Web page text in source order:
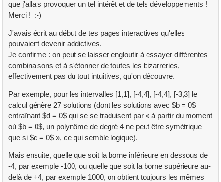
que j'allais provoquer un tel intérêt et de tels développements !
Merci ! :-)
J'avais écrit au début de tes pages interactives qu'elles
pouvaient devenir addictives.
Je confirme : on peut se laisser engloutir à essayer différentes
combinaisons et à s'étonner de toutes les bizarreries,
effectivement pas du tout intuitives, qu'on découvre.
Par exemple, pour les intervalles [1,1], [-4,4], [-4,4], [-3,3] le
calcul génère 27 solutions (dont les solutions avec $b = 0$
entraînant $d = 0$ qui se se traduisent par « à partir du moment
où $b = 0$, un polynôme de degré 4 ne peut être symétrique
que si $d = 0$ », ce qui semble logique).
Mais ensuite, quelle que soit la borne inférieure en dessous de
-4, par exemple -100, ou quelle que soit la borne supérieure au-
delà de +4, par exemple 1000, on obtient toujours les mêmes